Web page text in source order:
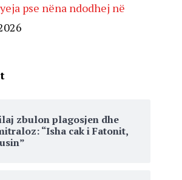
pse nëna ndodhej në
zbulon plagosjen dhe
“Isha cak i Fatonit,